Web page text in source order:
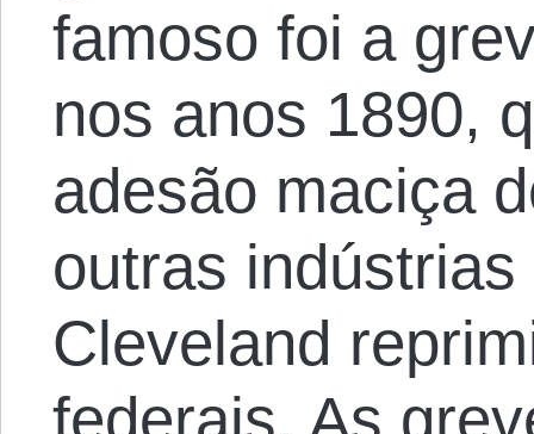
famoso foi a
nos anos 1890,
adesão maciça
outras
Cleveland
federais. As